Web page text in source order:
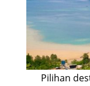
Pilihan